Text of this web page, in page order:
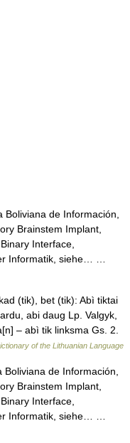
de Información,
Brainstem Implant,
Interface,
Informatik, siehe… …
(tik), bet (tik): Abì tiktai
abi daug Lp. Valgyk,
– abì tik linksma Gs. 2.
of the Lithuanian Language
de Información,
Brainstem Implant,
Interface,
Informatik, siehe… …